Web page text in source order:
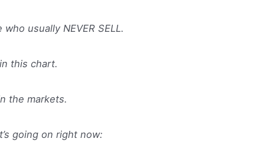
usually NEVER SELL.
this chart.
the markets.
going on right now: